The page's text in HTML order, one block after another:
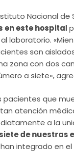
Nacional de
en este hospital
laboratorio.
son
zona con dos
a siete»,
pacientes que
atención
a la
siete de nuestras
integrado en